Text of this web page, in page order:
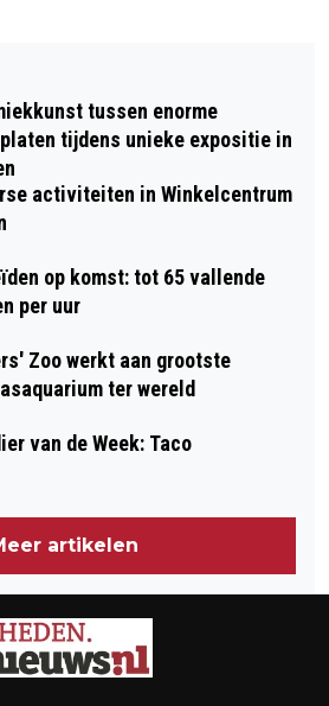
IN
DE BEEN BIJ
IN RHEDEN
tussen enorme
tijdens unieke expositie in
activiteiten in Winkelcentrum
op komst: tot 65 vallende
per uur
Zoo werkt aan grootste
ter wereld
van de Week: Taco
artikelen